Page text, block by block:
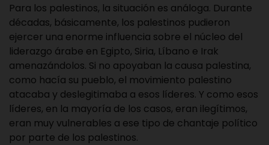
Para los palestinos, la situación es análoga. Durante
décadas, básicamente, los palestinos pudieron
ejercer una enorme influencia sobre el núcleo del
liderazgo árabe en Egipto, Siria, Líbano e Irak
amenazándolos. Si no apoyaban la causa palestina,
como hacía su pueblo, el movimiento palestino
atacaba y deslegitimaba a esos líderes. Y como esos
líderes, en la mayoría de los casos, eran ilegítimos,
eran muy vulnerables a ese tipo de chantaje político
por parte de los palestinos.